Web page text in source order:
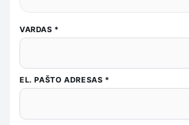
VARDAS *
EL. PAŠTO ADRESAS *